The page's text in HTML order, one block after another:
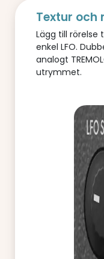
Textur och
Lägg till rörelse
enkel LFO.
analogt
utrymmet.